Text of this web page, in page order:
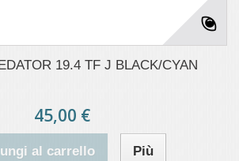
19.4 TF J BLACK/CYAN
45,00 €
al carrello Più